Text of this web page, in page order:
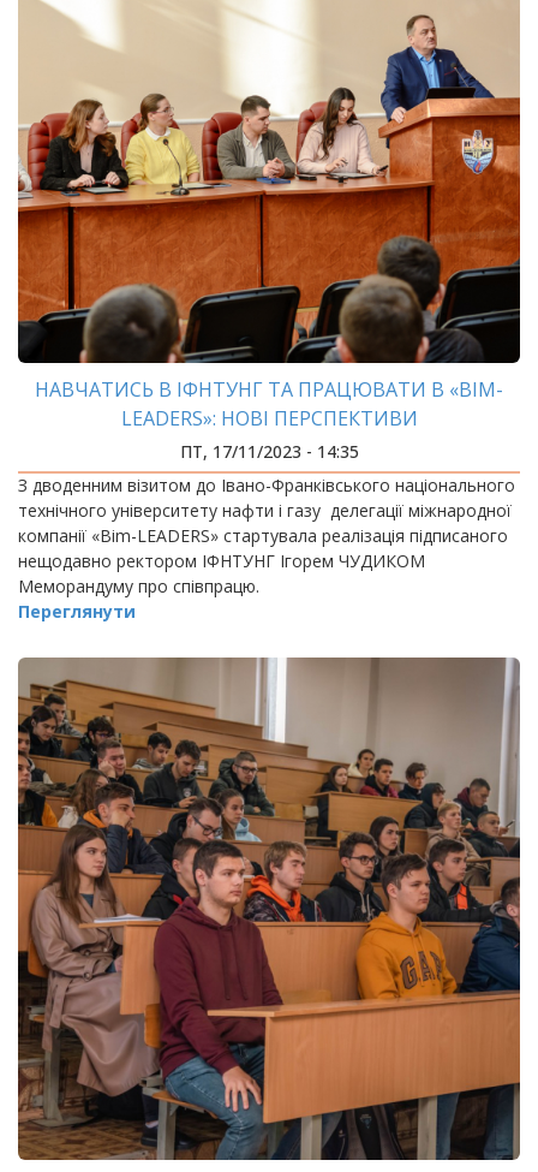
НАВЧАТИСЬ В ІФНТУНГ ТА ПРАЦЮВАТИ В «BIM-
LEADERS»: НОВІ ПЕРСПЕКТИВИ
ПТ, 17/11/2023 - 14:35
З дводенним візитом до Івано-Франківського національного
технічного університету нафти і газу делегації міжнародної
компанії «Bim-LEADERS» стартувала реалізація підписаного
нещодавно ректором ІФНТУНГ Ігорем ЧУДИКОМ
Меморандуму про співпрацю.
Переглянути